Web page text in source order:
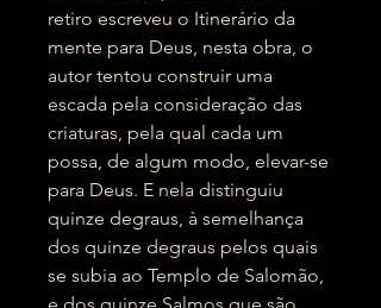
retiro escreveu o Itinerário da
mente para Deus, nesta obra, o
autor tentou construir uma
escada pela consideração das
criaturas, pela qual cada um
possa, de algum modo, elevar-se
para Deus. E nela distinguiu
quinze degraus, à semelhança
dos quinze degraus pelos quais
se subia ao Templo de Salomão,